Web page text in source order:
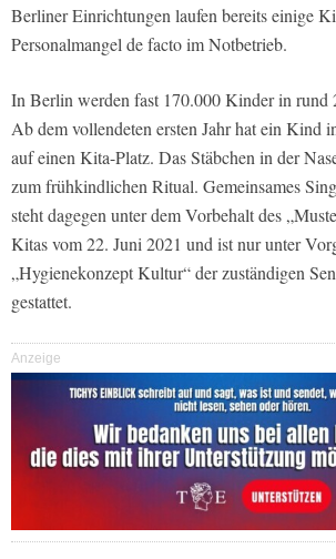
Berliner Einrichtungen laufen bereits einige
Personalmangel de facto im Notbetrieb.
In Berlin werden fast 170.000 Kinder in rund
Ab dem vollendeten ersten Jahr hat ein Kind
auf einen Kita-Platz. Das Stäbchen in der
zum frühkindlichen Ritual. Gemeinsames
steht dagegen unter dem Vorbehalt des
Kitas vom 22. Juni 2021 und ist nur unter
„Hygienekonzept Kultur“ der zuständigen
gestattet.
Anzeige